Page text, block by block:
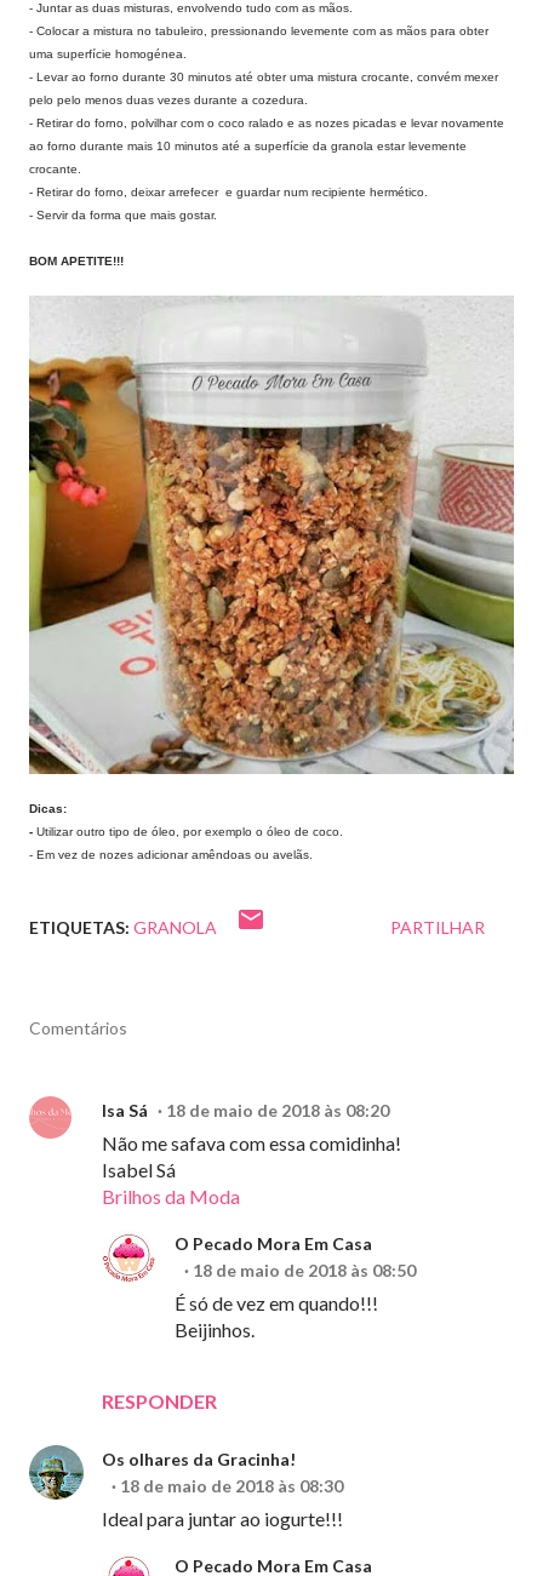
- Juntar as duas misturas, envolvendo tudo com as mãos.
- Colocar a mistura no tabuleiro, pressionando levemente com as mãos para obter
uma superfície homogénea.
- Levar ao forno durante 30 minutos até obter uma mistura crocante, convém mexer
pelo pelo menos duas vezes durante a cozedura.
- Retirar do forno, polvilhar com o coco ralado e as nozes picadas e levar novamente
ao forno durante mais 10 minutos até a superfície da granola estar levemente
crocante.
- Retirar do forno, deixar arrefecer e guardar num recipiente hermético.
- Servir da forma que mais gostar.
BOM APETITE!!!
Dicas:
- Utilizar outro tipo de óleo, por exemplo o óleo de coco.
- Em vez de nozes adicionar amêndoas ou avelãs.
ETIQUETAS: GRANOLA PARTILHAR
Comentários
Isa Sá 18 de maio de 2018 às 08:20
Não me safava com essa comidinha!
Isabel Sá
Brilhos da Moda
RESPONDER
O Pecado Mora Em Casa
18 de maio de 2018 às 08:50
É só de vez em quando!!!
Beijinhos.
Os olhares da Gracinha!
18 de maio de 2018 às 08:30
Ideal para juntar ao iogurte!!!
O Pecado Mora Em Casa